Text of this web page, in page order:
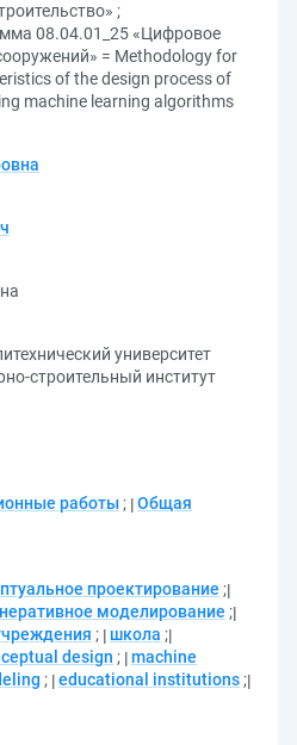
;
08.04.01_25 «Цифровое
= Methodology for
of the design process of
machine learning algorithms
университет
строительный институт
работы ; Общая
проектирование ;
моделирование ;
; школа ;
design ; machine
; educational institutions ;